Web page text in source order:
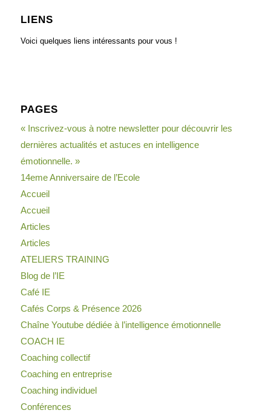
LIENS
Voici quelques liens intéressants pour vous !
PAGES
« Inscrivez-vous à notre newsletter pour découvrir les
dernières actualités et astuces en intelligence
émotionnelle. »
14eme Anniversaire de l’Ecole
Accueil
Accueil
Articles
Articles
ATELIERS TRAINING
Blog de l’IE
Café IE
Cafés Corps & Présence 2026
Chaîne Youtube dédiée à l’intelligence émotionnelle
COACH IE
Coaching collectif
Coaching en entreprise
Coaching individuel
Conférences